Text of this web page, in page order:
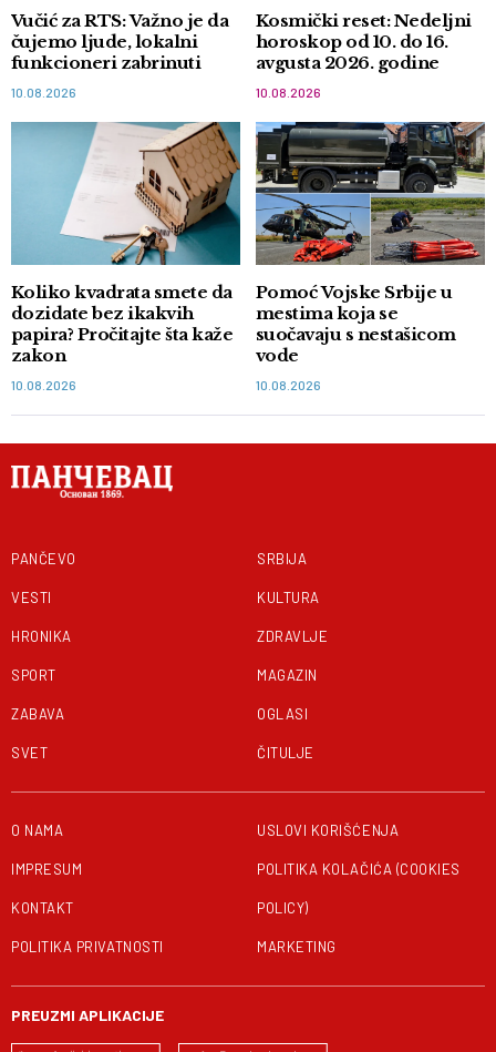
Vučić za RTS: Važno je da
čujemo ljude, lokalni
funkcioneri zabrinuti
10.08.2026
Kosmički reset: Nedeljni
horoskop od 10. do 16.
avgusta 2026. godine
10.08.2026
Koliko kvadrata smete da
dozidate bez ikakvih
papira? Pročitajte šta kaže
zakon
10.08.2026
Pomoć Vojske Srbije u
mestima koja se
suočavaju s nestašicom
vode
10.08.2026
PANČEVO
VESTI
HRONIKA
SPORT
ZABAVA
SVET
SRBIJA
KULTURA
ZDRAVLJE
MAGAZIN
OGLASI
ČITULJE
O NAMA
IMPRESUM
KONTAKT
POLITIKA PRIVATNOSTI
USLOVI KORIŠĆENJA
POLITIKA KOLAČIĆA (COOKIES
POLICY)
MARKETING
PREUZMI APLIKACIJE